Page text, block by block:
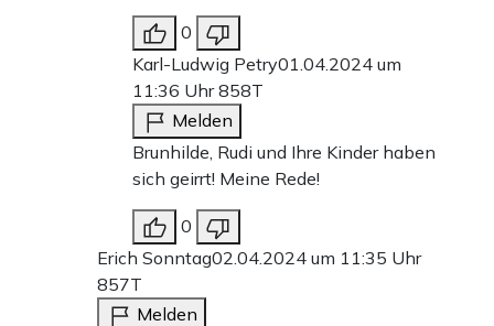
0
Karl-Ludwig Petry01.04.2024 um
11:36 Uhr858T
Melden
Brunhilde, Rudi und Ihre Kinder haben
sich geirrt! Meine Rede!
0
Erich Sonntag02.04.2024 um 11:35 Uhr
857T
Melden